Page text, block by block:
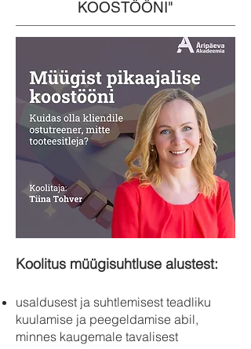
KOOSTÖÖNI"
Koolitus müügisuhtluse alustest:
usaldusest ja suhtlemisest teadliku
kuulamise ja peegeldamise abil,
minnes kaugemale tavalisest